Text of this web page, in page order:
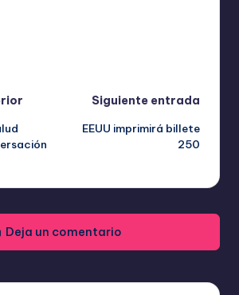
Siguiente entrada
EEUU imprimirá billete
250
Deja un comentario